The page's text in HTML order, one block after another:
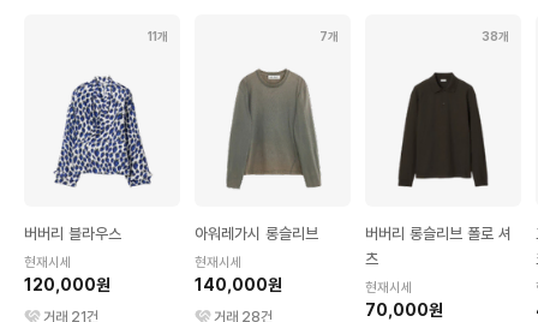
11개
버버리 블라우스
현재시세
120,000원
거래 21건
7개
아워레가시 롱슬리브
현재시세
140,000원
거래 28건
38개
버버리 롱슬리브 폴로 셔
츠
현재시세
70,000원